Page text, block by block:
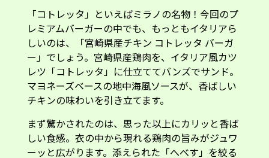
「コトレッタ」といえばミラノの名物！今回のプ
レミアムバーガーの中でも、もっともイタリアら
しいのは、「宮崎県産チキン コトレッタ バーガ
ー」でしょう。宮崎県産鶏肉を、イタリア風カツ
レツ「コトレッタ」に仕立ててバンズでサンド。
マヨネーズベースの地中海風ソースが、香ばしい
チキンの味わいを引き立てます。
まず驚かされたのは、思った以上にカリッと香ば
しい食感。衣の中から現れる鶏肉の旨みがジュワ
ーッと広がります。添えられた「へべす」を絞る